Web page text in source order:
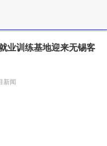
业训练基地迎来无锡客
新闻